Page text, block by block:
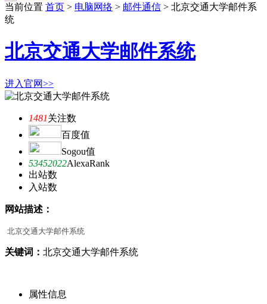
当前位置 首页 > 电脑网络 > 邮件通信 > 北京交通大学邮件系
统
北京交通大学邮件系统
进入官网>>
1481关注数
百度值
Sogou值
53452022AlexaRank
出站数
入站数
网站描述：
北京交通大学邮件系统
关键词： 北京交通大学邮件系统
属性信息